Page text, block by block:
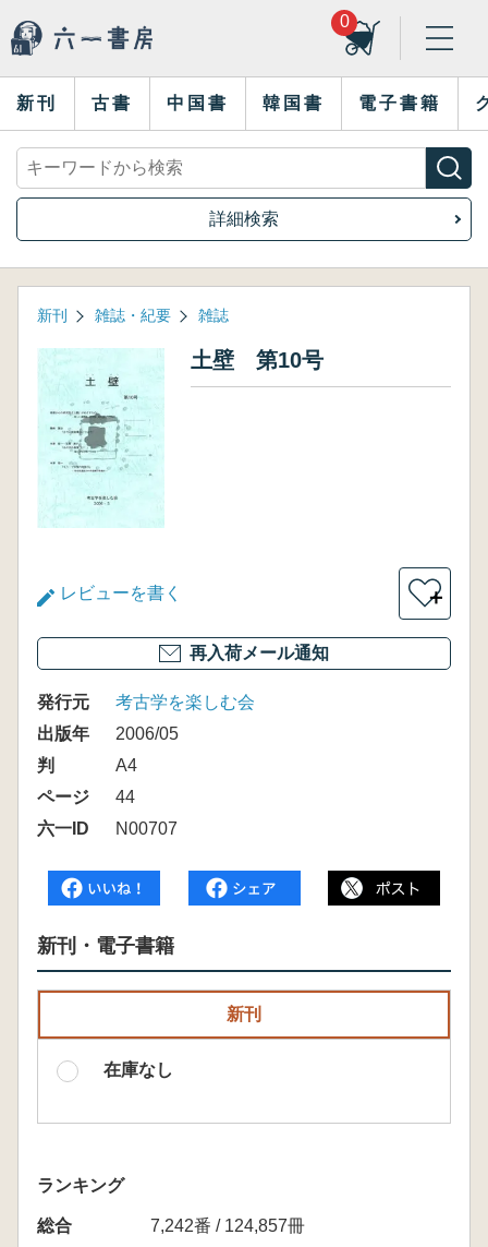
0
新刊 古書 中国書 韓国書 電子書籍
詳細検索
新刊 雑誌・紀要 雑誌
土壁 第10号
レビューを書く ＋
再入荷メール通知
発行元
考古学を楽しむ会
出版年
2006/05
判
A4
ページ
44
六一ID
N00707
新刊・電子書籍
新刊
在庫なし
ランキング
総合
7,242番 / 124,857冊